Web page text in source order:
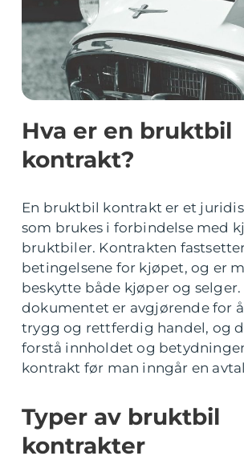
Hva er en bruktbil
kontrakt?
En bruktbil kontrakt er et
som brukes i forbindelse med
bruktbiler. Kontrakten
betingelsene for kjøpet, og er
beskytte både kjøper og
dokumentet er avgjørende for
trygg og rettferdig handel, og
forstå innholdet og
kontrakt før man inngår en
Typer av bruktbil
kontrakter